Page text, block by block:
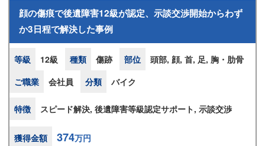
顔の傷痕で後遺障害12級が認定、示談交渉開始からわず
か3日程で解決した事例
等級 12級 種類 傷跡 部位
頭部, 顔, 首, 足, 胸・肋骨
ご職業
会社員 分類 バイク
特徴 スピード解決, 後遺障害等級認定サポート, 示談交渉
獲得金額 374万円